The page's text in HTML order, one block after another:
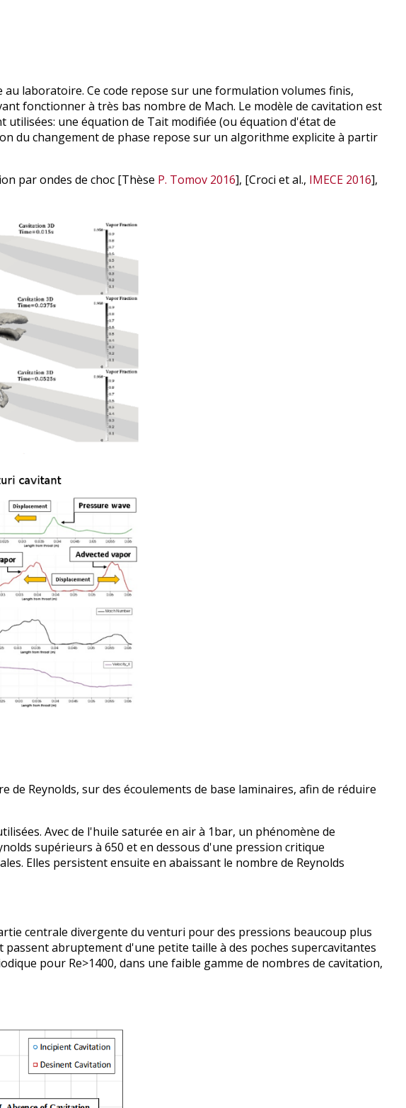
laboratoire. Ce code repose sur une formulation volumes finis,
fonctionner à très bas nombre de Mach. Le modèle de cavitation est
une équation de Tait modifiée (ou équation d'état de
du changement de phase repose sur un algorithme explicite à partir
par ondes de choc [Thèse P. Tomov 2016], [Croci et al., IMECE 2016],
Reynolds, sur des écoulements de base laminaires, afin de réduire
Avec de l'huile saturée en air à 1bar, un phénomène de
supérieurs à 650 et en dessous d'une pression critique
Elles persistent ensuite en abaissant le nombre de Reynolds
centrale divergente du venturi pour des pressions beaucoup plus
abruptement d'une petite taille à des poches supercavitantes
pour Re>1400, dans une faible gamme de nombres de cavitation,